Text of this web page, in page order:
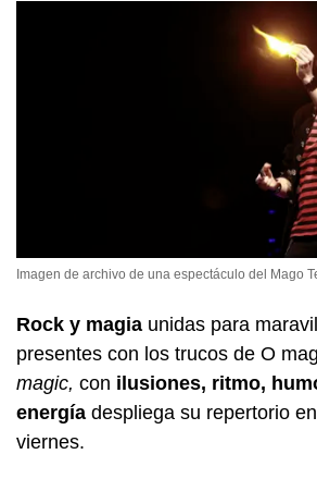
Imagen de archivo de una espectáculo del Mago
Rock y magia unidas para
presentes con los trucos de O
magic, con ilusiones, ritmo,
energía despliega su repertorio
viernes.